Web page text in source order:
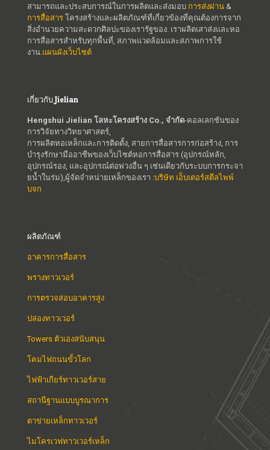
สามารถและประสบการณ์ในการผลิตและส่งมอบ การส่งผ่าน &
การสื่อสาร โครงสร้างและผลิตภัณฑ์ที่เกี่ยวข้องที่คุณต้องการจาก
สิ่งอำนวยความสะดวกศิลปะของเรารัฐของ. เราผลิตเสาส่งและหอ
การสื่อสารสำหรับทุกพื้นที่, สภาพแวดล้อมและสภาพการใช้
งาน. แผนผังเว็บไซต์
เกี่ยวกับ Jielian
Hengshui Jielian โลหะโครงสร้าง Co., จำกัด-คอลเลกชันของ
การวิจัยทางวิทยาศาสตร์,
การผลิตหอเหล็กและการติดตั้ง, สายการสื่อสารการก่อสร้าง, การ
บำรุงรักษามืออาชีพของเว็บไซต์หอการสื่อสาร (อุปกรณ์หลัก,
อุปกรณ์รอง, และอุปกรณ์ต่อพ่วงอื่น ๆ เช่นเดียวกับระบบการกระจา
ยน้ำในร่ม),ผู้จัดจำหน่ายเหล็กของเรา :บริษัท เอ็บเตอร์สตีลไพพ์
บจก
ผลิตภัณฑ์
อาคารการสื่อสาร
พรางทาวเวอร์
การตรวจสอบอาคารสูง
ปล่องทาวเวอร์
Towers ตัวเองสนับสนุน
โคมไฟถนนขั้วโลก
ไฟฟ้าเกียร์ทาวเวอร์สาย
สถานีฐานแบบบูรณาการ
ตาข่ายเหล็กทาวเวอร์
ไมโครเวฟทาวเวอร์เหล็ก